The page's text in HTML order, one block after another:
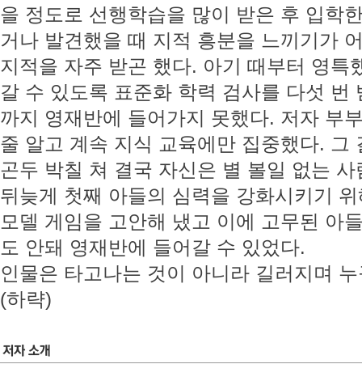
을 정도로 선행학습을 많이 받은 후 입학
거나 발견했을 때 지적 흥분을 느끼기가
지적을 자주 받곤 했다. 아기 때부터 영특
갈 수 있도록 표준화 학력 검사를 다섯 번
까지 영재반에 들어가지 못했다. 저자 부
줄 알고 계속 지식 교육에만 집중했다. 그
곤두 박칠 쳐 결국 자신은 별 볼일 없는
뒤늦게 첫째 아들의 심력을 강화시키기
모델 게임을 고안해 냈고 이에 고무된 아
도 안돼 영재반에 들어갈 수 있었다.
인물은 타고나는 것이 아니라 길러지며
(하략)